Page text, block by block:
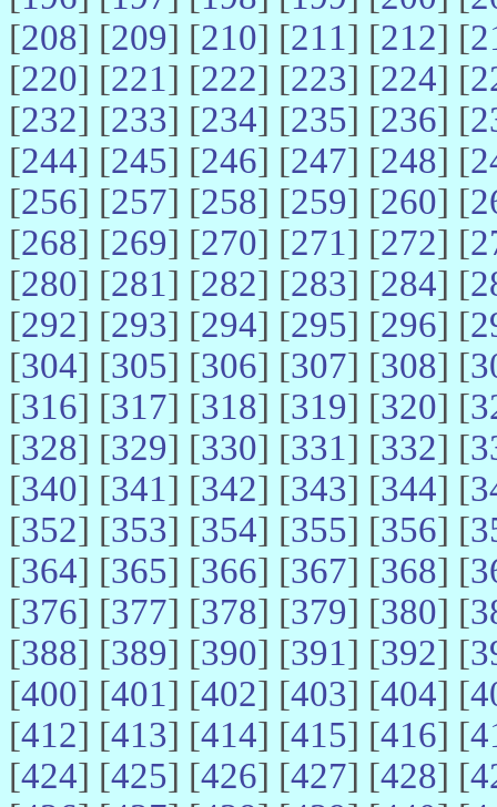
[208] [209] [210] [211] [212] [
[220] [221] [222] [223] [224] [
[232] [233] [234] [235] [236] [
[244] [245] [246] [247] [248] [
[256] [257] [258] [259] [260] [
[268] [269] [270] [271] [272] [
[280] [281] [282] [283] [284] [
[292] [293] [294] [295] [296] [
[304] [305] [306] [307] [308] [
[316] [317] [318] [319] [320] [
[328] [329] [330] [331] [332] [
[340] [341] [342] [343] [344] [
[352] [353] [354] [355] [356] [
[364] [365] [366] [367] [368] [
[376] [377] [378] [379] [380] [
[388] [389] [390] [391] [392] [
[400] [401] [402] [403] [404] [
[412] [413] [414] [415] [416] [
[424] [425] [426] [427] [428] [